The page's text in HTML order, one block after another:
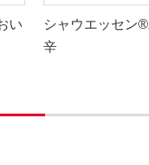
い
シャウエッセン
辛